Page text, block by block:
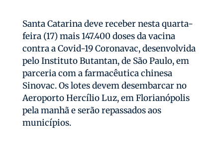
Santa Catarina deve receber nesta quarta-
feira (17) mais 147.400 doses da vacina
contra a Covid-19 Coronavac, desenvolvida
pelo Instituto Butantan, de São Paulo, em
parceria com a farmacêutica chinesa
Sinovac. Os lotes devem desembarcar no
Aeroporto Hercílio Luz, em Florianópolis
pela manhã e serão repassados aos
municípios.